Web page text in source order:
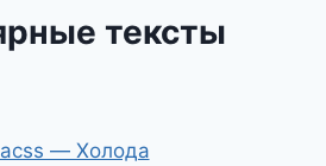
тексты
— Холода